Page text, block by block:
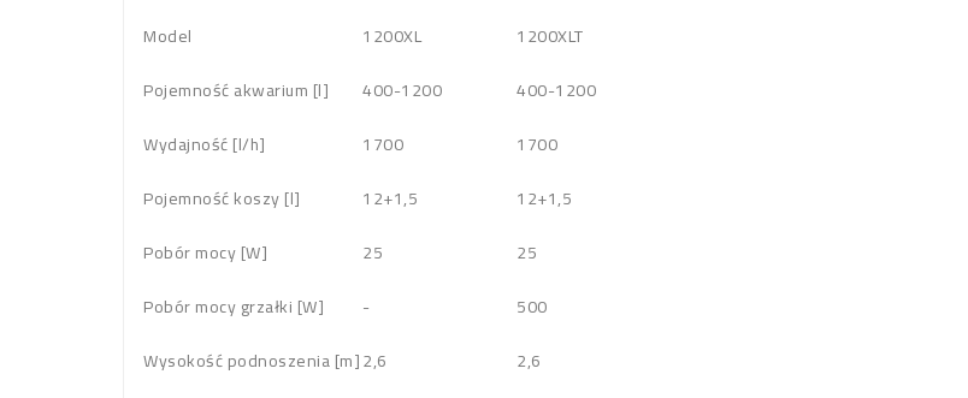
Model
1200XL
1200XLT
Pojemność akwarium [l]
400-1200
400-1200
Wydajność [l/h]
1700
1700
Pojemność koszy [l]
12+1,5
12+1,5
Pobór mocy [W]
25
25
Pobór mocy grzałki [W]
-
500
Wysokość podnoszenia [m]2,6
2,6